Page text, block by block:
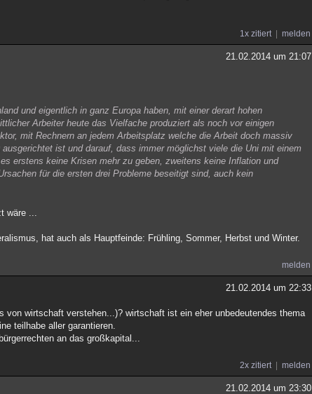
1x zitiert melden
21.02.2014 um 21:07
und eigentlich in ganz Europa haben, mit einer derart hohen
Arbeiter heute das Vielfache produziert als noch vor einigen
mit Rechnern an jedem Arbeitsplatz welche die Arbeit doch massiv
ist und darauf, dass immer möglichst viele die Uni mit einem
erstens keine Krisen mehr zu geben, zweitens keine Inflation und
für die ersten drei Probleme beseitigt sind, auch kein
wäre ...
hat auch als Hauptfeinde: Frühling, Sommer, Herbst und Winter.
melden
21.02.2014 um 22:33
wirtschaft verstehen...)? wirtschaft ist ein eher unbedeutendes thema
teilhabe aller garantieren.
an das großkapital...
2x zitiert melden
21.02.2014 um 23:30